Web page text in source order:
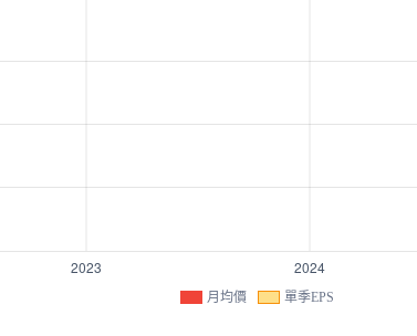
月均價 單季EPS